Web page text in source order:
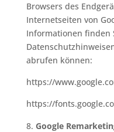
Browsers des
Internetseiten von
Informationen finden
abrufen können:
https://
https://
Google